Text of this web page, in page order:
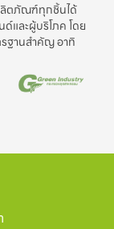
ลิตภัณฑ์ทุกชิ้นได้
และผู้บริโภค โดย
ฐานสำคัญ อาทิ